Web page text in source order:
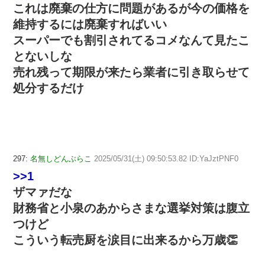
これは廃棄の仕方に問題があるが今の価格を
維持するには廃棄すればいい
スーパーでも割引されてるコメなんて見たこ
とないしな
売れ残って期限が来たら業者に引き取らせて
処分するだけ
297: 名無しどんぶらこ 2025/05/31(土) 09:50:53.82 ID:YaJztPNF0
>>1
ザマァだな
財務省と小泉のあからさまな選挙対策は腹立
つけど
こういう転売厨を涙目に出来るから万歳👏